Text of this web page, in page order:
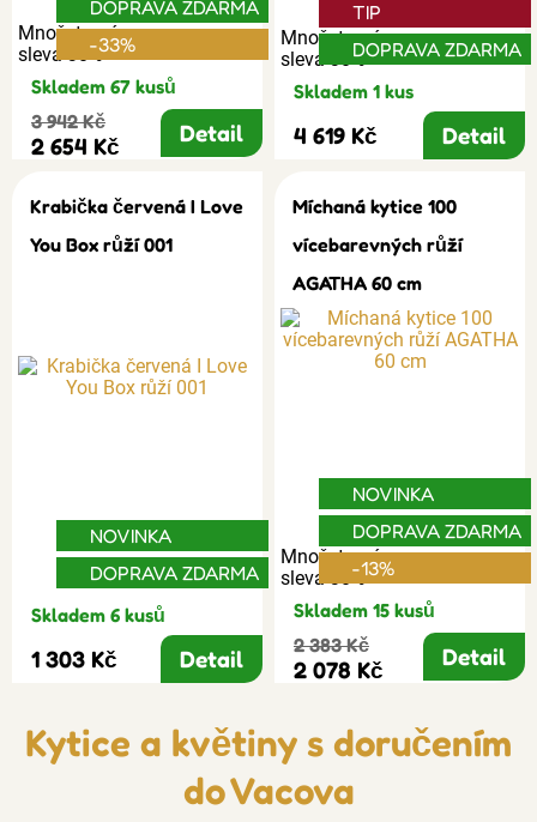
Množstevní
sleva 30%
DOPRAVA ZDARMA
-33%
Skladem 67 kusů
3 942 Kč
2 654 Kč Detail
Množstevní
sleva 30%
TIP
DOPRAVA ZDARMA
Skladem 1 kus
4 619 Kč Detail
Krabička červená I Love
You Box růží 001
NOVINKA
DOPRAVA ZDARMA
Skladem 6 kusů
1 303 Kč Detail
Míchaná kytice 100
vícebarevných růží
AGATHA 60 cm
Množstevní
sleva 30%
NOVINKA
DOPRAVA ZDARMA
-13%
Skladem 15 kusů
2 383 Kč
2 078 Kč Detail
Kytice a květiny s doručením
do Vacova